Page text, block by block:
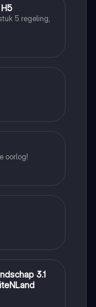
5 regeling,
oorlog!
3.1